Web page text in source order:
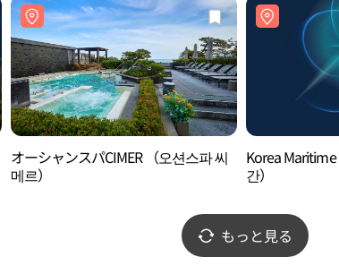
オーシャンスパCIMER （오션스파 씨
메르）
Korea
간）
もっと見る